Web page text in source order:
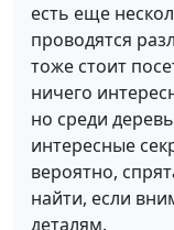
есть еще
проводятся
тоже стоит
ничего
но среди
интересные
вероятно,
найти, если
деталям.